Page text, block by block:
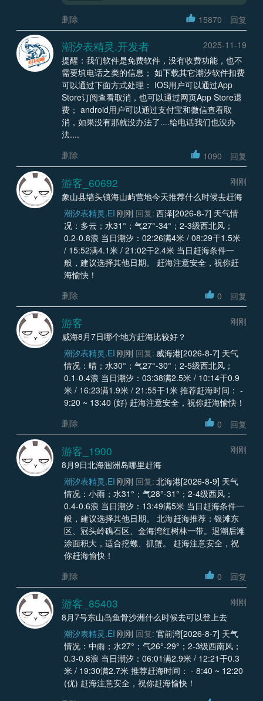
删除 15870 回复
潮汐表精灵.开发者
2025-11-19
提醒：我们软件是免费软件，没有收费功能，也不
需要填电话之类的信息； 如下载其它潮汐软件扣费
可以通过下面方式处理： IOS用户可以通过App
Store订阅查看取消，也可以通过网页App Store退
费； android用户可以通过支付宝和微信查看取
消，如果没有那就没办法了....给电话我们也没办
法....
删除
1090 回复
游客_60692
刚刚
象山县墙头镇海山屿营地今天推荐什么时候去赶海
潮汐表精灵.EI 刚刚 回复: 西泽[2026-8-7] 天气情
况：多云；水31°；气27°-34°；2-3级西北风；
0.2-0.8浪 当日潮汐：02:26满4米 / 08:29干1.5米
/ 15:52满4.1米 / 21:02干2.4米 当日赶海条件一
般，建议选择其他日期。 赶海注意安全，祝你赶
海愉快！
删除
0 回复
游客
刚刚
威海8月7日哪个地方赶海比较好？
潮汐表精灵.EI 刚刚 回复: 威海港[2026-8-7] 天气
情况：晴；水30°；气27°-30°；2-5级西北风；
0.1-0.4浪 当日潮汐：03:38满2.5米 / 10:14干0.9
米 / 16:23满1.9米 / 21:55干1米 推荐赶海时间： -
9:20 ~ 13:40 (好) 赶海注意安全，祝你赶海愉快！
删除
0 回复
游客_1900
刚刚
8月9日北海涠洲岛哪里赶海
潮汐表精灵.EI 刚刚 回复: 北海港[2026-8-9] 天气
情况：小雨；水31°；气28°-31°；2-4级西风；
0.4-0.6浪 当日潮汐：13:49满5米 当日赶海条件一
般，建议选择其他日期。 北海赶海推荐：银滩东
区、冠头岭礁石区、金海湾红树林一带。退潮后滩
涂面积大，适合挖螺、抓蟹。 赶海注意安全，祝
你赶海愉快！
删除
0 回复
游客_85403
刚刚
8月7号东山岛鱼骨沙洲什么时候去可以登上去
潮汐表精灵.EI 刚刚 回复: 官前湾[2026-8-7] 天气
情况：中雨；水27°；气26°-29°；2-3级西南风；
0.3-0.8浪 当日潮汐：06:01满2.9米 / 12:21干0.3
米 / 19:30满2.7米 推荐赶海时间： - 8:40 ~ 12:20
(优) 赶海注意安全，祝你赶海愉快！